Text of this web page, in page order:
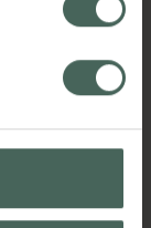
vatten i